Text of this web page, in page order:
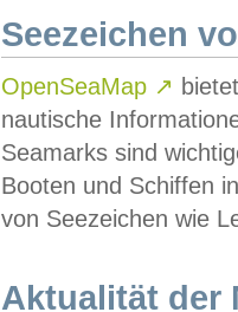
Seezeichen
OpenSeaMap ↗
nautische
Seamarks sind
Booten und Schiffen
von Seezeichen wie
Aktualität der